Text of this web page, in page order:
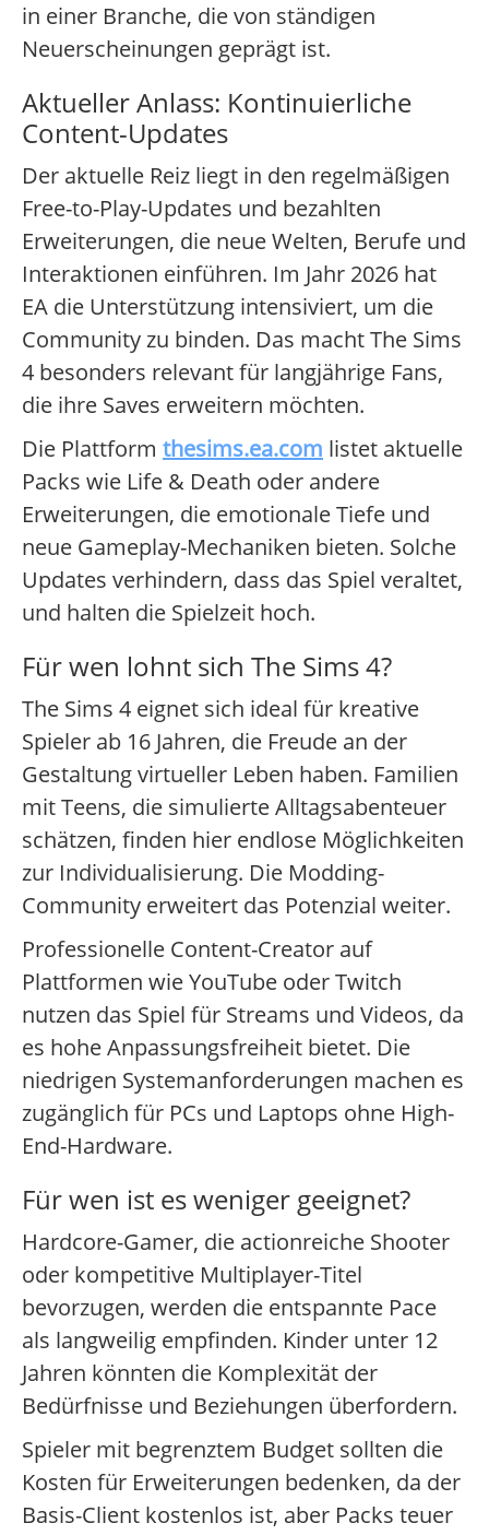
in einer Branche, die von ständigen
Neuerscheinungen geprägt ist.
Aktueller Anlass: Kontinuierliche
Content-Updates
Der aktuelle Reiz liegt in den regelmäßigen
Free-to-Play-Updates und bezahlten
Erweiterungen, die neue Welten, Berufe und
Interaktionen einführen. Im Jahr 2026 hat
EA die Unterstützung intensiviert, um die
Community zu binden. Das macht The Sims
4 besonders relevant für langjährige Fans,
die ihre Saves erweitern möchten.
Die Plattform thesims.ea.com listet aktuelle
Packs wie Life & Death oder andere
Erweiterungen, die emotionale Tiefe und
neue Gameplay-Mechaniken bieten. Solche
Updates verhindern, dass das Spiel veraltet,
und halten die Spielzeit hoch.
Für wen lohnt sich The Sims 4?
The Sims 4 eignet sich ideal für kreative
Spieler ab 16 Jahren, die Freude an der
Gestaltung virtueller Leben haben. Familien
mit Teens, die simulierte Alltagsabenteuer
schätzen, finden hier endlose Möglichkeiten
zur Individualisierung. Die Modding-
Community erweitert das Potenzial weiter.
Professionelle Content-Creator auf
Plattformen wie YouTube oder Twitch
nutzen das Spiel für Streams und Videos, da
es hohe Anpassungsfreiheit bietet. Die
niedrigen Systemanforderungen machen es
zugänglich für PCs und Laptops ohne High-
End-Hardware.
Für wen ist es weniger geeignet?
Hardcore-Gamer, die actionreiche Shooter
oder kompetitive Multiplayer-Titel
bevorzugen, werden die entspannte Pace
als langweilig empfinden. Kinder unter 12
Jahren könnten die Komplexität der
Bedürfnisse und Beziehungen überfordern.
Spieler mit begrenztem Budget sollten die
Kosten für Erweiterungen bedenken, da der
Basis-Client kostenlos ist, aber Packs teuer